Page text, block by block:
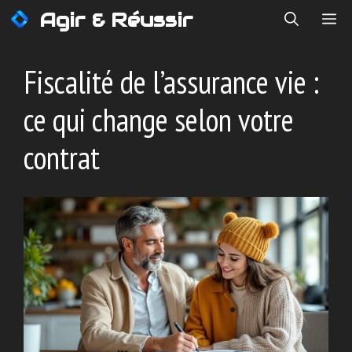
Aller
au
Agir & Réussir
Fiscalité de l’assurance vie :
ce qui change selon votre
contrat